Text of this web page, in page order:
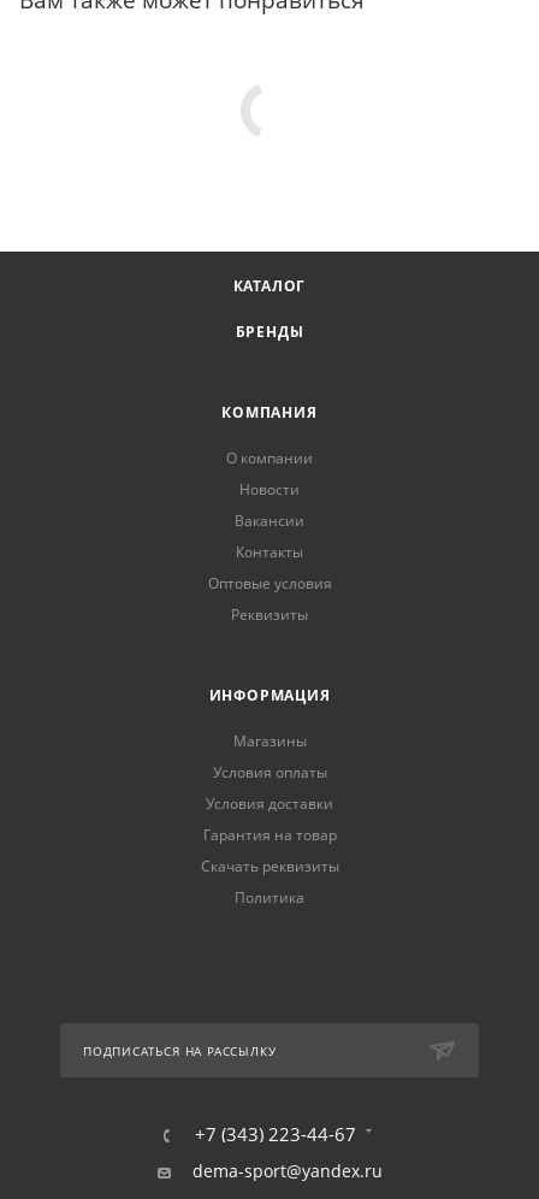
КАТАЛОГ
БРЕНДЫ
КОМПАНИЯ
О компании
Новости
Вакансии
Контакты
Оптовые условия
Реквизиты
ИНФОРМАЦИЯ
Магазины
Условия оплаты
Условия доставки
Гарантия на товар
Скачать реквизиты
Политика
ПОДПИСАТЬСЯ НА РАССЫЛКУ
+7 (343) 223-44-67
dema-sport@yandex.ru